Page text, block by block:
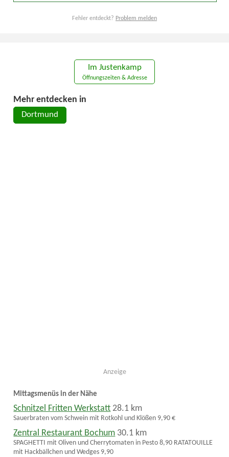
Fehler entdeckt? Problem melden
Im Justenkamp
Öffnungszeiten & Adresse
Mehr entdecken in
Dortmund
Anzeige
Mittagsmenüs in der Nähe
Schnitzel Fritten Werkstatt 28.1 km
Sauerbraten vom Schwein mit Rotkohl und Klößen 9,90 €
Zentral Restaurant Bochum 30.1 km
SPAGHETTI mit Oliven und Cherrytomaten in Pesto 8,90 RATATOUILLE
mit Hackbällchen und Wedges 9,90